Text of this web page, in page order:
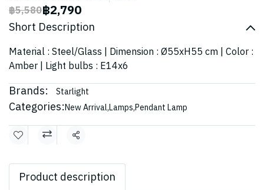
฿5,580฿2,790
Short Description
Material : Steel/Glass | Dimension : Ø55xH55 cm | Color :
Amber | Light bulbs : E14x6
Brands: Starlight
Categories:New Arrival,Lamps,Pendant Lamp
Share
Product description